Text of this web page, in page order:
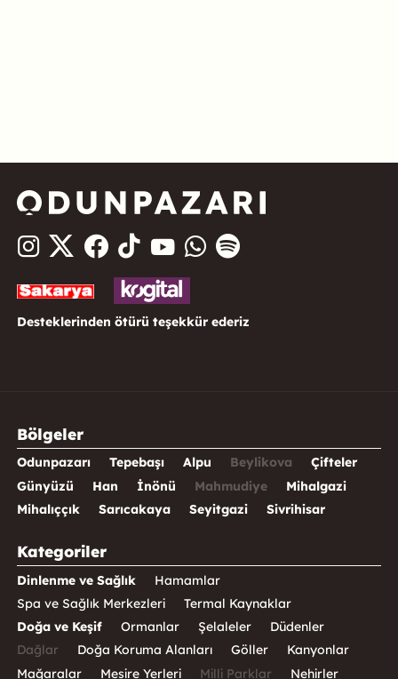
Desteklerinden ötürü teşekkür ederiz
Bölgeler
Odunpazarı Tepebaşı Alpu Beylikova
Çifteler
Günyüzü
Han İnönü Mahmudiye
Mihalgazi
Mihalıççık
Sarıcakaya Seyitgazi Sivrihisar
Kategoriler
Dinlenme ve Sağlık
Hamamlar
Spa ve Sağlık Merkezleri
Termal Kaynaklar
Doğa ve Keşif
Ormanlar Şelaleler
Düdenler
Dağlar
Doğa Koruma Alanları Göller
Kanyonlar
Mağaralar
Mesire Yerleri Milli Parklar
Nehirler